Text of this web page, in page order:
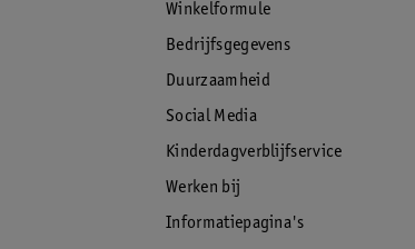
Winkelformule
Bedrijfsgegevens
Duurzaamheid
Social Media
Kinderdagverblijfservice
Werken bij
Informatiepagina's